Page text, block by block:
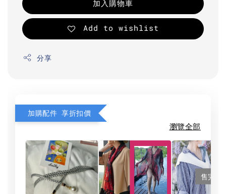
加入購物車
Add to wishlist
分享
加購配件 享折扣價
瀏覽全部
售完